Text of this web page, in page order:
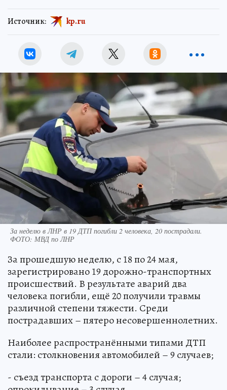
Источник: kp.ru
За неделю в ЛНР в 19 ДТП погибли 2 человека, 20 пострадали.
ФОТО: МВД по ЛНР
За прошедшую неделю, с 18 по 24 мая,
зарегистрировано 19 дорожно-транспортных
происшествий. В результате аварий два
человека погибли, ещё 20 получили травмы
различной степени тяжести. Среди
пострадавших – пятеро несовершеннолетних.
Наиболее распространёнными типами ДТП
стали: столкновения автомобилей – 9 случаев;
- съезд транспорта с дороги – 4 случая;